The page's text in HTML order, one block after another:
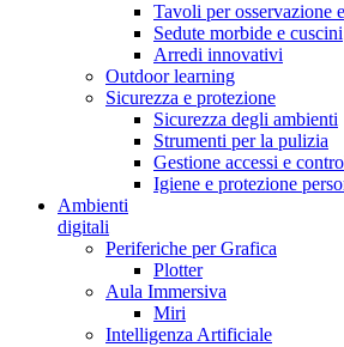
Tavoli per osservazione
Sedute morbide e cuscini
Arredi innovativi
Outdoor learning
Sicurezza e protezione
Sicurezza degli ambienti
Strumenti per la pulizia
Gestione accessi e
Igiene e protezione
Ambienti
digitali
Periferiche per Grafica
Plotter
Aula Immersiva
Miri
Intelligenza Artificiale